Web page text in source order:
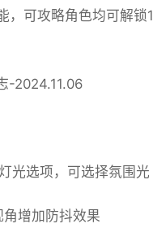
，可攻略角色均可解锁
-2024.11.06
光选项，可选择氛围光
增加防抖效果